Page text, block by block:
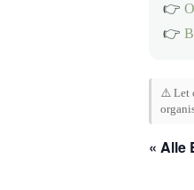
👉
👉
⚠️ Let
« Alle